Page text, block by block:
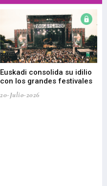
Euskadi consolida su idilio
con los grandes festivales
20-Julio-2026